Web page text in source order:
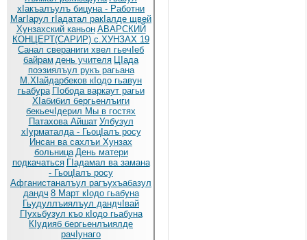
хIакъалъулъ бицуна - Работни
МагIарул гIадатал ракIалде щвей
Хунзахский каньон АВАРСКИЙ
КОНЦЕРТ(САРИР) с.ХУНЗАХ 19
Санал свераниги хвел гьечIеб
байрам день учителя ЦIада
поэзиялъул рукъ рагьана
М.ХIайдарбеков кIодо гьавун
гьабура ГIобода варкаут рагьи
ХIабибил бергьенлъиги
бекьечIдерил Мы в гостях
Патахова Айшат Улбузул
хIурматалда - ГьоцIалъ росу
Инсан ва сахлъи Хунзах
больница День матери
подкачаться ГIадамал ва замана
- ГьоцIалъ росу
Афганистаналъул рагъухъабазул
дандч 8 Март кIодо гьабуна
Гьудуллъиялъул дандчIвай
ГIухьбузул къо кIодо гьабуна
КIудияб бергьенлъиялде
рачIунаго